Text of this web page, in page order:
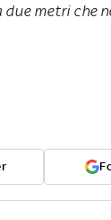
metri che